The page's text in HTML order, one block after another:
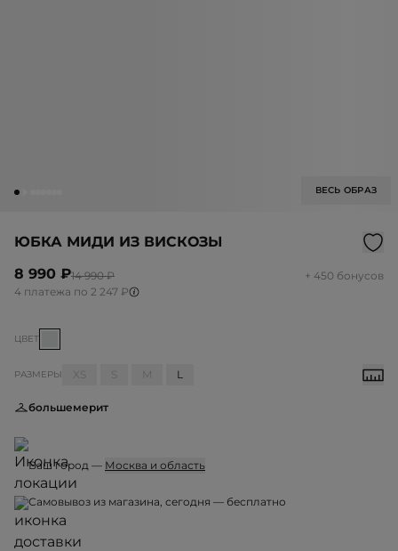
ВЕСЬ ОБРАЗ
ЮБКА МИДИ ИЗ ВИСКОЗЫ
8 990 ₽14 990 ₽
+ 450 бонусов
4 платежа по 2 247 ₽
ЦВЕТ
РАЗМЕРЫ XS M L
большемерит
Ваш город — Москва и область
Самовывоз из магазина, 08 августа, сб — бесплатно